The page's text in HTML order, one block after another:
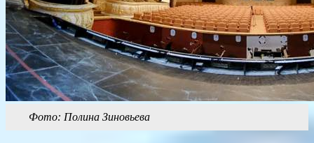
Фото: Полина Зиновьева